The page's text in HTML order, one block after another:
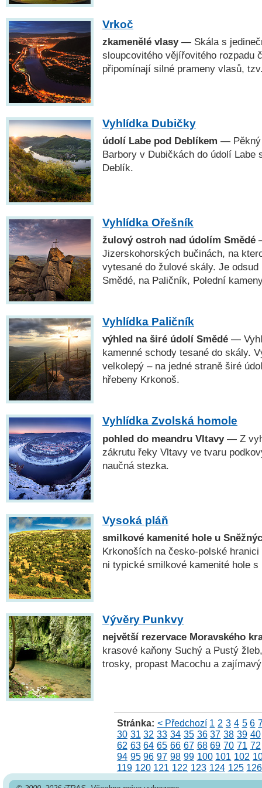
Vrkoč
zkamenělé vlasy— Skála s
sloupcovitého vějířovitého rozpadu
připomínají silné prameny vlasů,
Vyhlídka Dubičky
údolí Labe pod Deblíkem — Pěkný
Barbory v Dubičkách do údolí Labe
Deblík.
Vyhlídka Ořešník
žulový ostroh nad údolím Smědé
Jizerskohorských bučinách, na
vytesané do žulové skály. Je
Smědé, na Paličník, Polední
Vyhlídka Paličník
výhled na širé údolí Smědé —
kamenné schody tesané do skály.
velkolepý – na jedné straně širé
hřebeny Krkonoš.
Vyhlídka Zvolská homole
pohled do meandru Vltavy— Z
zákrutu řeky Vltavy ve tvaru
naučná stezka.
Vysoká pláň
smilkové kamenité hole u
Krkonoších na česko-polské
ni typické smilkové kamenité hole
Vývěry Punkvy
největší rezervace Moravského
krasové kaňony Suchý a Pustý
trosky, propast Macochu a
Stránka: < Předchozí 1 2 3 4 5 6
30 31 32 33 34 35 36 37 38 39 40
62 63 64 65 66 67 68 69 70 71 72
94 95 96 97 98 99 100 101 102
119 120 121 122 123 124 125 126